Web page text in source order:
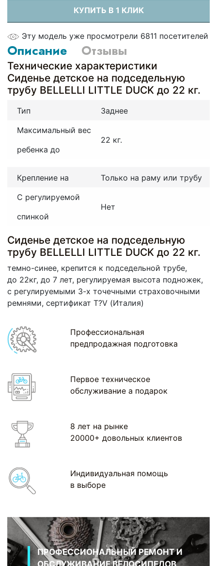
КУПИТЬ В 1 КЛИК
Эту модель уже просмотрели 6811 посетителей
Описание Отзывы
Технические характеристики
Сиденье детское на подседельную
трубу BELLELLI LITTLE DUCK до 22 кг.
Тип
Заднее
Максимальный вес
ребенка до
22 кг.
Крепление на
Только на раму или трубу
С регулируемой
спинкой
Нет
Сиденье детское на подседельную
трубу BELLELLI LITTLE DUCK до 22 кг.
темно-синее, крепится к подседельной трубе,
до 22кг, до 7 лет, регулируемая высота подножек,
с регулируемыми 3-х точечными страховочными
ремнями, cертификат T?V (Италия)
Профессиональная
предпродажная подготовка
Первое техническое
обслуживание а подарок
8 лет на рынке
20000+ довольных клиентов
Индивидуальная помощь
в выборе
ПРОФЕССИОНАЛЬНЫЙ РЕМОНТ И
ОБСЛУЖИВАНИЕ ВЕЛОСИПЕДОВ